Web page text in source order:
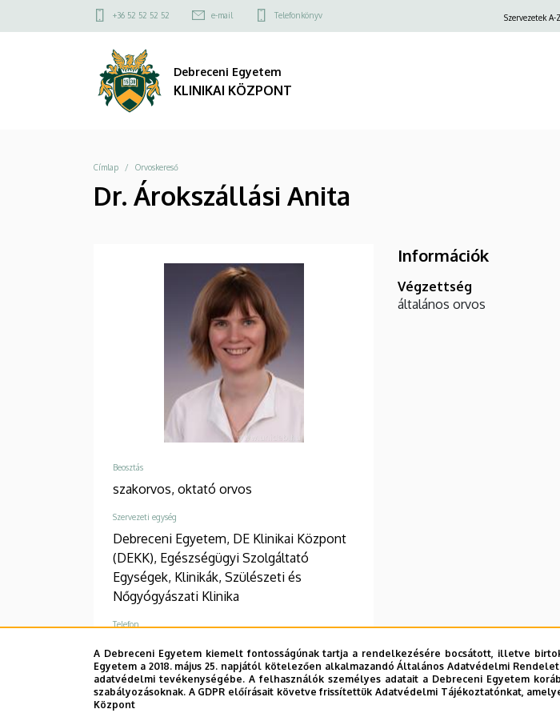
A Debreceni Egyetem kiemelt fontosságúnak tartja a rendelkezésére bocsátott, illetve
Egyetem a 2018. május 25. napjától kötelezően alkalmazandó Általános Adatvédelmi
adatvédelmi tevékenységébe. A felhasználók személyes adatait a Debreceni Egyetem
szabályozásoknak. A GDPR előírásait követve frissítettük Adatvédelmi Tájékoztatónkat,
Központ
KÖZPONT
a
Felső
menü
+36 52 52 52 52 e-mail Telefonkönyv Szervezetek A-
Debreceni Egyetem
KLINIKAI KÖZPONT
Morzsa
Címlap Orvoskereső
Dr. Árokszállási Anita
Beosztás
szakorvos, oktató orvos
Szervezeti egység
Debreceni Egyetem, DE Klinikai Központ
(DEKK), Egészségügyi Szolgáltató
Egységek, Klinikák, Szülészeti és
Nőgyógyászati Klinika
Telefon
+36 52 411 600 55609
Cím
4032 Debrecen, Nagyerdei körút 98.
Információk
Végzettség
általános orvos